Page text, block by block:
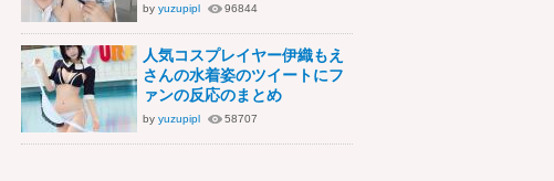
by yuzupipl 96844
人気コスプレイヤー伊織もえ
さんの水着姿のツイートにフ
ァンの反応のまとめ
by yuzupipl 58707